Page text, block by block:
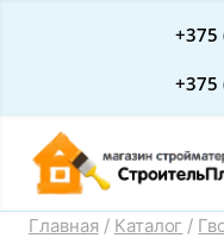
+375
+375
Главная / Каталог /